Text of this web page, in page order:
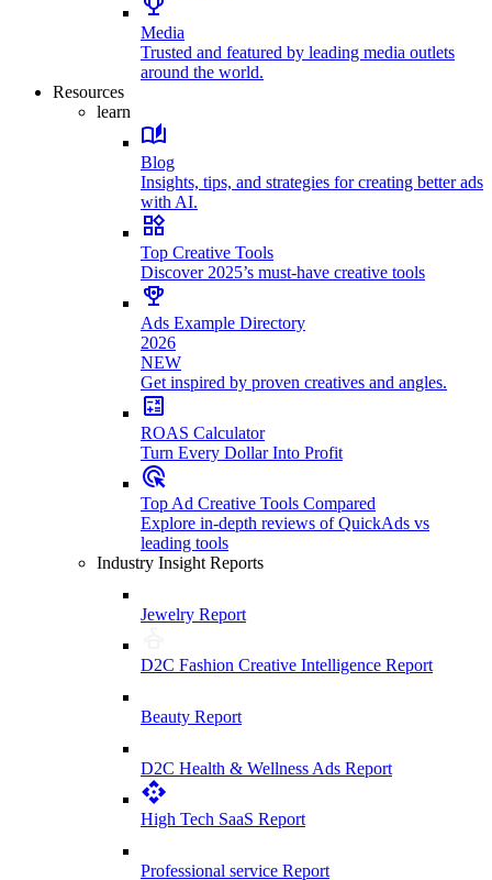
Media
Trusted and featured by leading media outlets
around the world.
Resources
learn
Blog
Insights, tips, and strategies for creating better ads
with AI.
Top Creative Tools
Discover 2025’s must-have creative tools
Ads Example Directory
2026
NEW
Get inspired by proven creatives and angles.
ROAS Calculator
Turn Every Dollar Into Profit
Top Ad Creative Tools Compared
Explore in-depth reviews of QuickAds vs
leading tools
Industry Insight Reports
Jewelry Report
D2C Fashion Creative Intelligence Report
Beauty Report
D2C Health & Wellness Ads Report
High Tech SaaS Report
Professional service Report